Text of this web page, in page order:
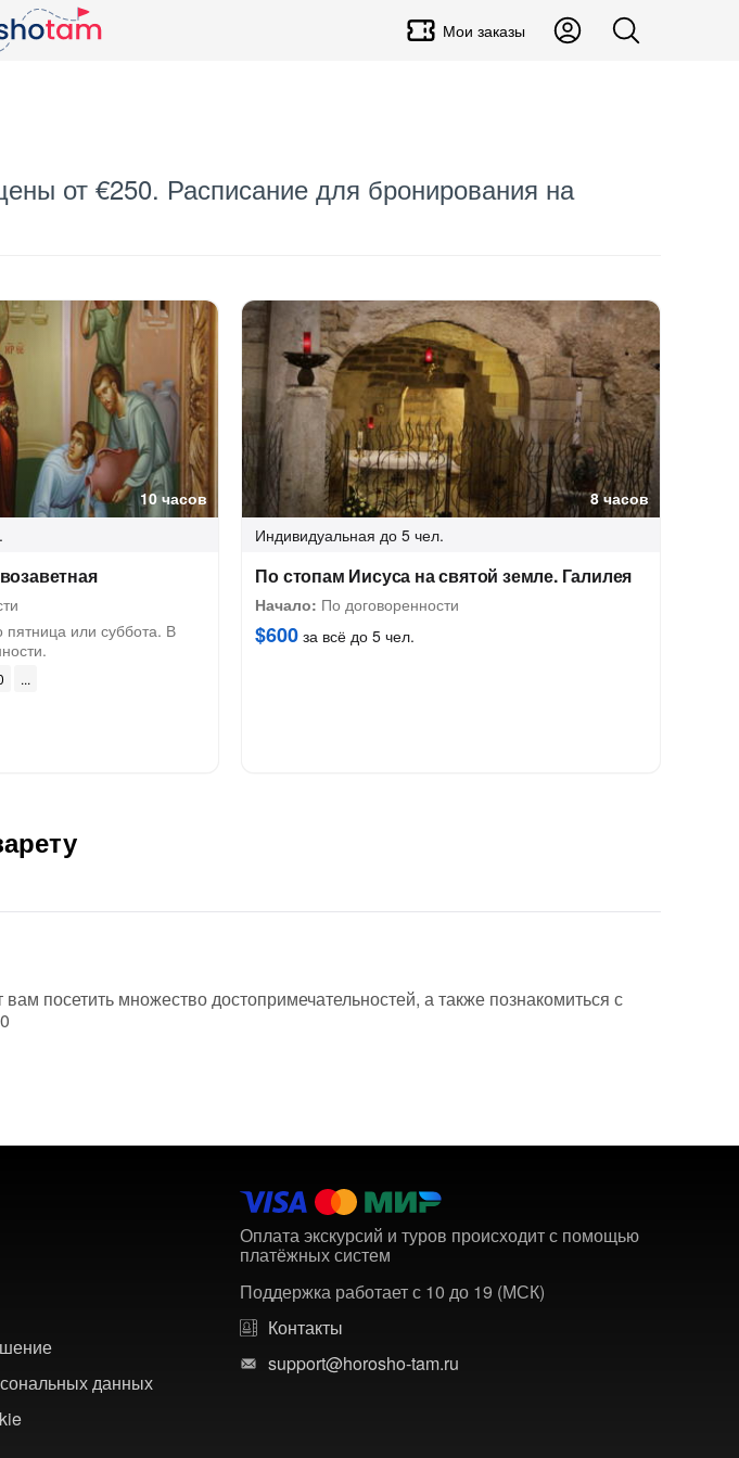
Мои заказы
от €250. Расписание для бронирования на
10 часов
или суббота. В
8 часов
Индивидуальная до 5 чел.
По стопам Иисуса на святой земле. Галилея
Начало: По договоренности
$600 за всё до 5 чел.
посетить множество достопримечательностей, а также познакомиться с
данных
Оплата экскурсий и туров происходит с помощью
платёжных систем
Поддержка работает с 10 до 19 (МСК)
Контакты
support@horosho-tam.ru